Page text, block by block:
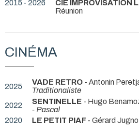
2015 - 2026
CIE IMPROVISATION
Réunion
CINÉMA
2025 VADE RETRO - Antonin
Traditionaliste
2022
SENTINELLE - Hugo
- Pascal
2020
LE PETIT PIAF - Gérard